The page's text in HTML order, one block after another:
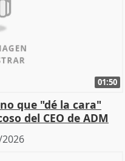
01:50
que "dé la cara"
del CEO de ADM